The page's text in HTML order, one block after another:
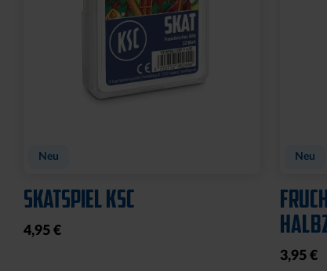
Neu
SKATSPIEL KSC
4,95 €
Neu
3,95 €